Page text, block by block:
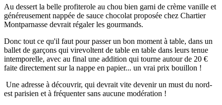
Au dessert la belle profiterole au chou bien garni de crème vanille et
généreusement nappée de sauce chocolat proposée chez Chartier
Montparnasse devrait régaler les gourmands.
Donc tout ce qu'il faut pour passer un bon moment à table, dans un
ballet de garçons qui virevoltent de table en table dans leurs tenue
intemporelle, avec au final une addition qui tourne autour de 20 €
faite directement sur la nappe en papier... un vrai prix bouillon !
Une adresse à découvrir, qui devrait vite devenir un must du nord-
est parisien et à fréquenter sans aucune modération !